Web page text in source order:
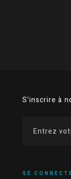
S'inscrire à
SE